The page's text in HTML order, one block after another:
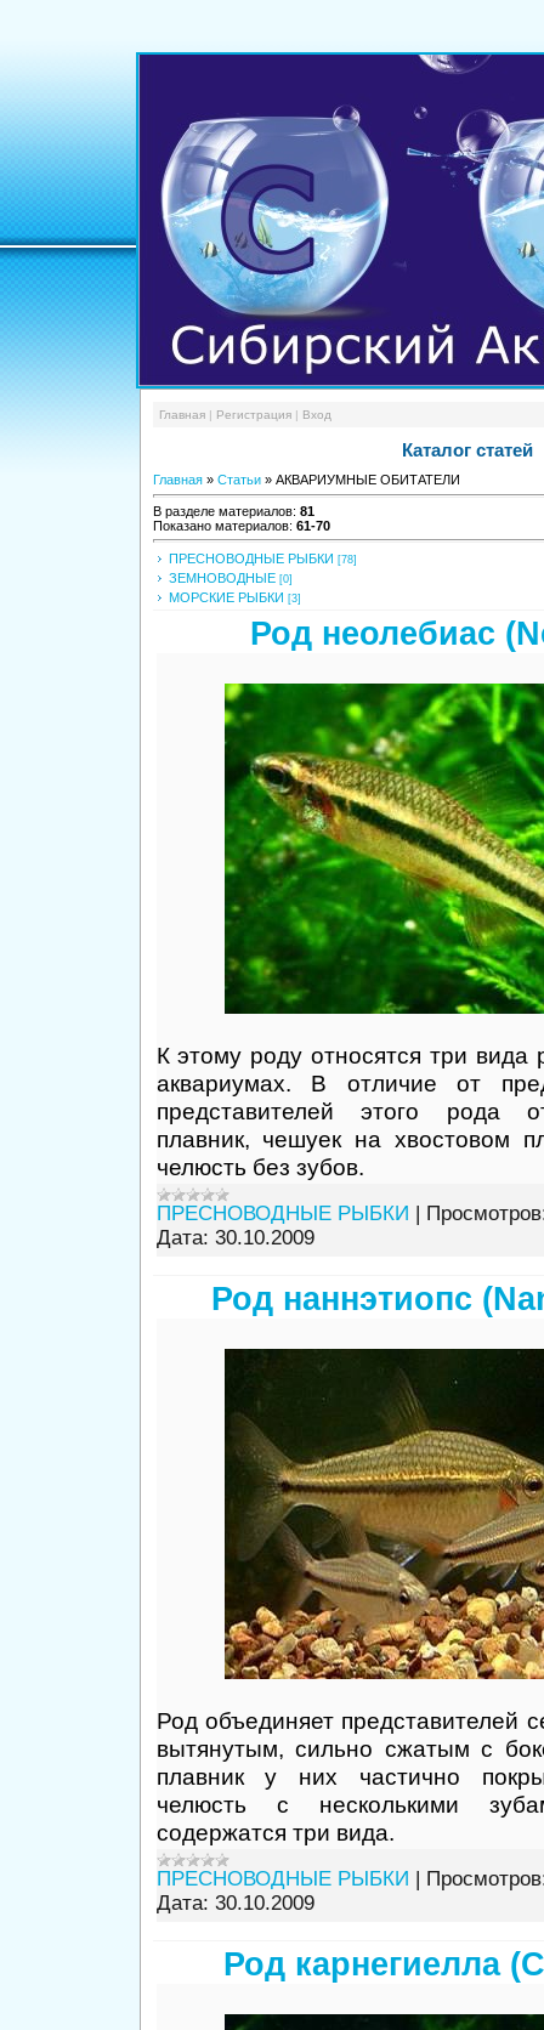
Главная| Регистрация| Вход
Каталог статей
Главная» Статьи» АКВАРИУМНЫЕ ОБИТАТЕЛИ
В разделе материалов: 81
Показано материалов: 61-70
ПРЕСНОВОДНЫЕ РЫБКИ [78]
ЗЕМНОВОДНЫЕ [0]
МОРСКИЕ РЫБКИ [3]
Род неолебиас
К этому роду относятся три
аквариумах. В отличие от
представителей этого рода
плавник, чешуек на хвостовом
челюсть без зубов.
ПРЕСНОВОДНЫЕ РЫБКИ |
Дата: 30.10.2009
Род наннэтиопс
Род объединяет представителей
вытянутым, сильно сжатым с
плавник у них частично
челюсть с несколькими
содержатся три вида.
ПРЕСНОВОДНЫЕ РЫБКИ |
Дата: 30.10.2009
Род карнегиелла